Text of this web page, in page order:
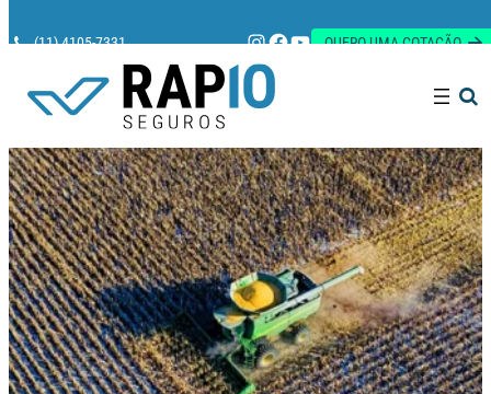
(11) 4105-7331 Instagram
Facebook
Youtube
QUERO UMA COTAÇÃO